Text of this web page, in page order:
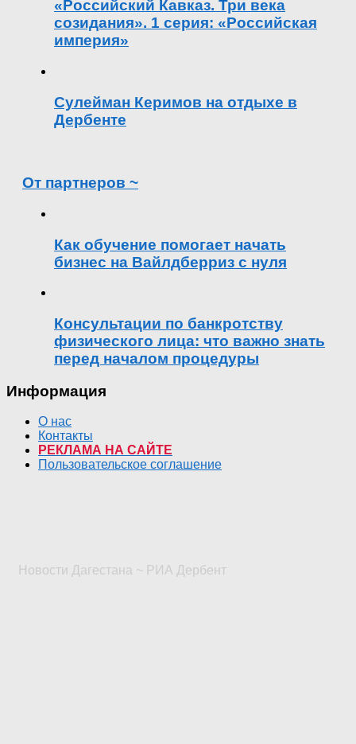
«Российский Кавказ. Три века
созидания». 1 серия: «Российская
империя»
Сулейман Керимов на отдыхе в
Дербенте
От партнеров ~
Как обучение помогает начать
бизнес на Вайлдберриз с нуля
Консультации по банкротству
физического лица: что важно знать
перед началом процедуры
Информация
О нас
Контакты
РЕКЛАМА НА САЙТЕ
Пользовательское соглашение
Новости Дагестана ~ РИА Дербент